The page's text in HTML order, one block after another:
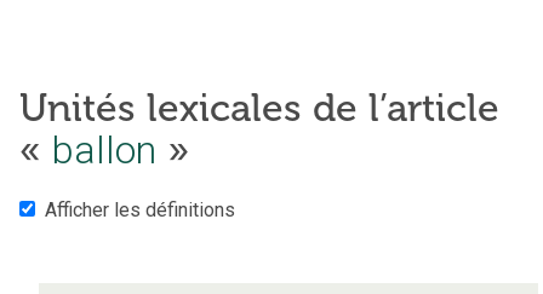
Unités lexicales de l’article
« ballon »
Afficher les définitions